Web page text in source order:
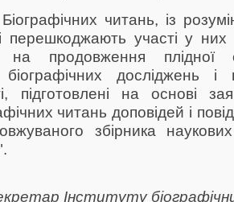
читань, із
перешкоджають участі у них
на продовження плідної
біографічних досліджень і
підготовлені на основі
читань доповідей і
збірника
Інституту